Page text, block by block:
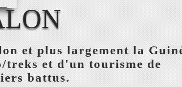
et plus largement la
treks et d'un tourisme de
battus.